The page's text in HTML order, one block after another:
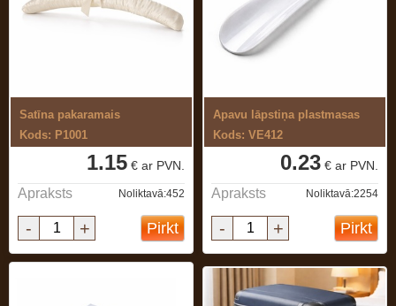
Satīna pakaramais
Kods: P1001
1.15 € ar PVN.
Apraksts Noliktavā:452
- + Pirkt
Apavu lāpstiņa plastmasas
Kods: VE412
0.23 € ar PVN.
Apraksts Noliktavā:2254
- + Pirkt